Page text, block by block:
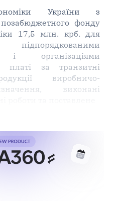
України з
позабюджетного фонду
17,5 млн. крб. для
і організаціями
платі за транзитні
виробничо-
виконані